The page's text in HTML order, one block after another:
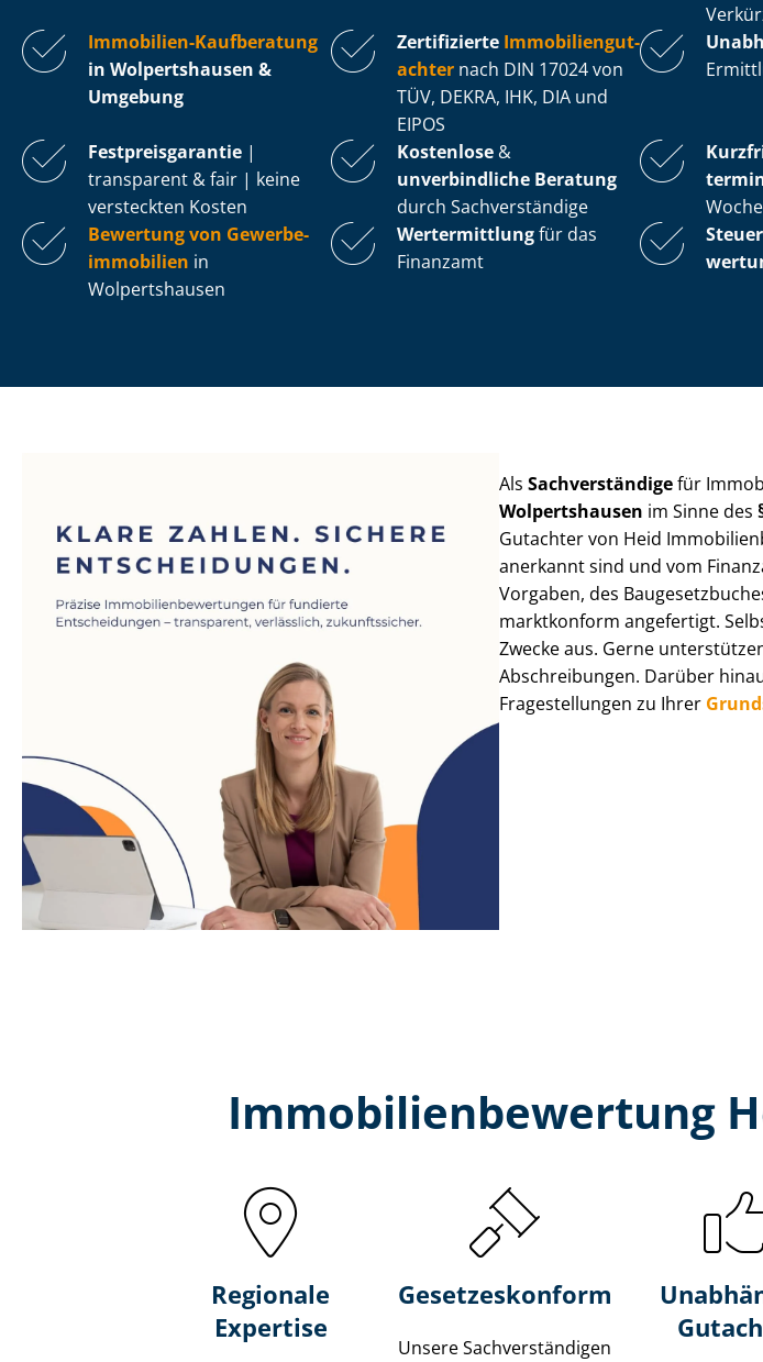
Immobilien-Kaufberatung
in Wolpertshausen &
Umgebung
Zertifizierte Im­mo­bi­li­en­gut­
ach­ter nach DIN 17024 von
TÜV, DEKRA, IHK, DIA und
EIPOS
Fest­preis­ga­ran­tie |
transparent & fair | keine
versteckten Kosten
Kostenlose &
unverbindliche Beratung
durch Sachverständige
Bewertung von Ge­wer­be­
im­mo­bi­li­en in
Wolpertshausen
Wertermittlungfür das
Finanzamt
AlsSachverständigefür
Wolpertshausen im Sinne des
Gutachter von Heid
anerkannt sind und vom
Vorgaben, des
marktkonform angefertigt.
Zwecke aus. Gerne
Abschreibungen. Darüber
Fragestellungen zu Ihrer
Immobilien­bewertung
Regionale
Expertise
Gesetzes­konform
Unsere Sach­ver­stän­di­gen